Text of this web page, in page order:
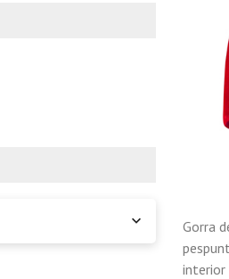
Gorra
interior